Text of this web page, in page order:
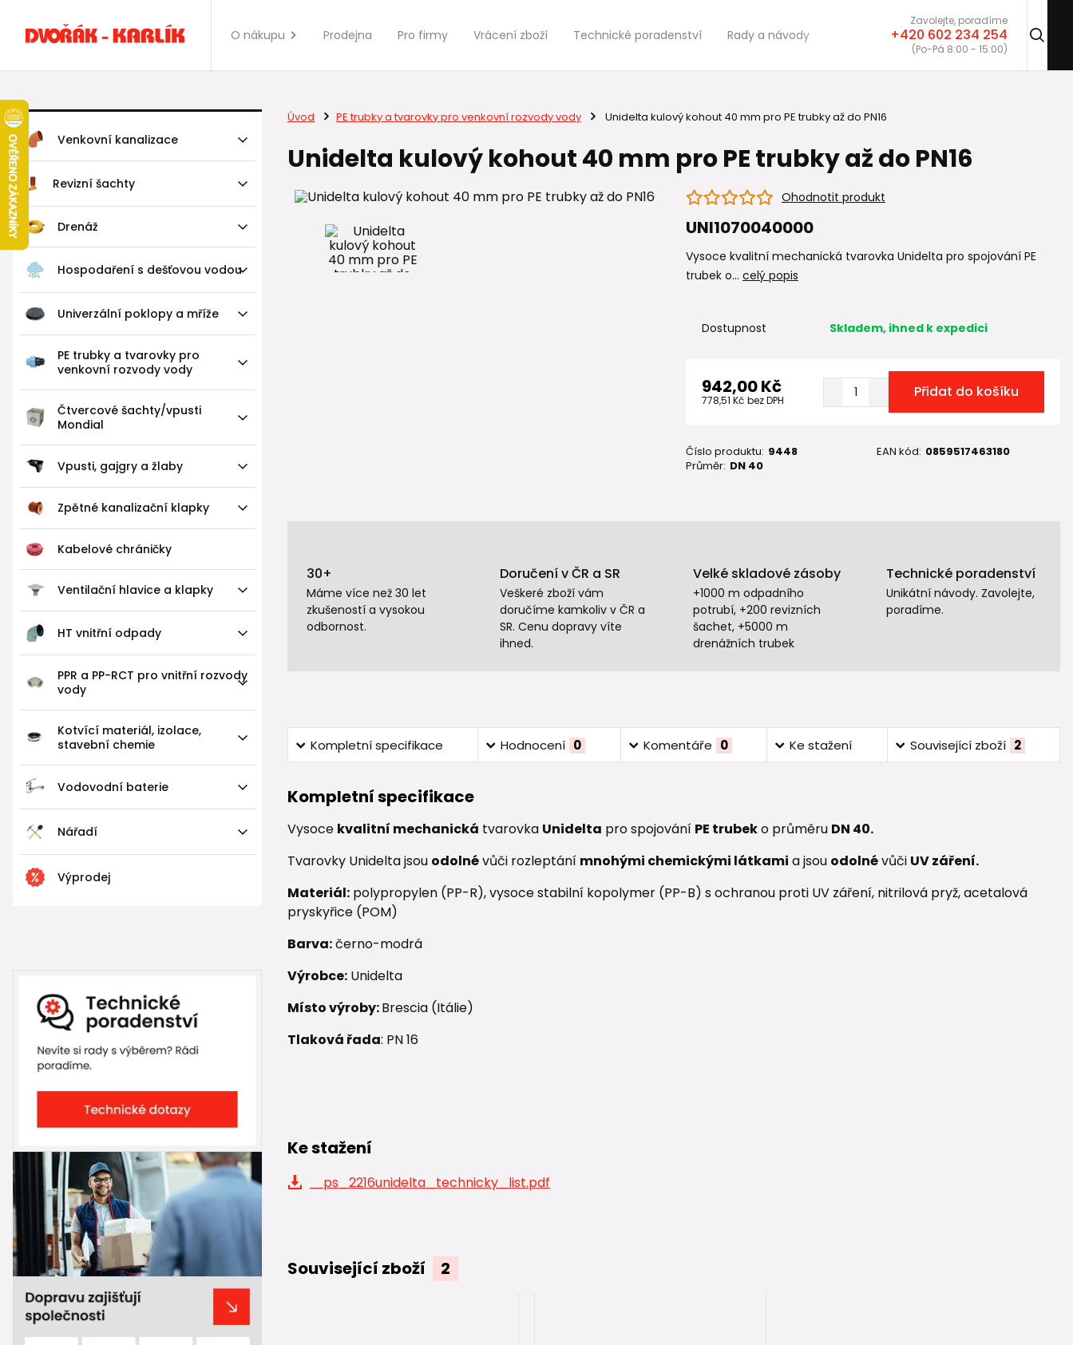
O nákupu Prodejna Pro firmy Vrácení zboží Technické poradenství Rady a návody
Zavolejte, poradíme
+420 602 234 254
(Po-Pá 8:00 - 15:00)
Venkovní kanalizace
Revizní šachty
Drenáž
Hospodaření s dešťovou vodou
Univerzální poklopy a mříže
PE trubky a tvarovky pro
venkovní rozvody vody
Čtvercové šachty/vpusti
Mondial
Vpusti, gajgry a žlaby
Zpětné kanalizační klapky
Kabelové chráničky
Ventilační hlavice a klapky
HT vnitřní odpady
PPR a PP-RCT pro vnitřní rozvody
vody
Kotvící materiál, izolace,
stavební chemie
Vodovodní baterie
Nářadí
Výprodej
Úvod PE trubky a tvarovky pro venkovní rozvody vody Unidelta kulový kohout 40 mm pro PE trubky až do PN16
Unidelta kulový kohout 40 mm pro PE trubky až do PN16
Ohodnotit produkt
UNI1070040000
Vysoce kvalitní mechanická tvarovka Unidelta pro spojování PE
trubek o... celý popis
Dostupnost Skladem, ihned k expedici
942,00 Kč
778,51 Kč bez DPH Přidat do košíku
Číslo produktu: 9448 EAN kód: 0859517463180
Průměr: DN 40
30+
Máme více než 30 let
zkušeností a vysokou
odbornost.
Doručení v ČR a SR
Veškeré zboží vám
doručíme kamkoliv v ČR a
SR. Cenu dopravy víte
ihned.
Velké skladové zásoby
+1000 m odpadního
potrubí, +200 revizních
šachet, +5000 m
drenážních trubek
Technické poradenství
Unikátní návody. Zavolejte,
poradíme.
Kompletní specifikace Hodnocení 0 Komentáře 0 Ke stažení Související zboží 2
Kompletní specifikace
Vysoce kvalitní mechanická tvarovka Unidelta pro spojování PE trubeko průměru DN 40.
Tvarovky Unidelta jsou odolnévůči rozleptání mnohými chemickými látkami a jsou odolnévůči UV záření.
Materiál:polypropylen (PP-R), vysoce stabilní kopolymer (PP-B) s ochranou proti UV záření, nitrilová pryž, acetalová
pryskyřice (POM)
Barva:černo-modrá
Výrobce:Unidelta
Místo výroby:Brescia (Itálie)
Tlaková řada: PN 16
Ke stažení
_ps_2216unidelta_technicky_list.pdf
Související zboží 2